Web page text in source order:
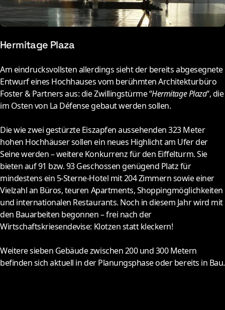
Hermitage Plaza
Am eindrucksvollsten allerdings sieht der bereits abgesegnete
Entwurf eines Hochhauses vom berühmten Architekturbüro
Foster & Partners aus: die Zwillingstürme “Hermitage Plaza“, die
im Osten von La Défense gebaut werden sollen.
Die wie zwei gestürzte Eiszapfen aussehenden 323 Meter
hohen Hochhäuser sollen ein neues Highlicht am Ufer der
Seine werden – weitere Konkurrenz für den Eiffelturm. Sie
bieten auf 91 bzw. 93 Geschossen genügend Platz für
mindestens ein 5-Sterne-Hotel mit 204 Zimmern sowie einer
Vielzahl an Büros, teuren Apartments, Shoppingmöglichkeiten
und internationalen Restaurants. Noch in diesem Jahr wird mit
den Bauarbeiten begonnen – frei nach der
Wirtschaftskriesendevise: Klotzen statt kleckern!
Weitere sieben Gebäude zwischen 200 und 300 Metern
befinden sich aktuell in der Planungsphase oder bereits in Bau.